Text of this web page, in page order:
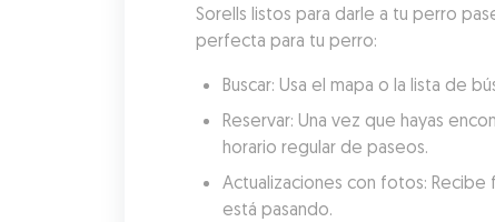
Sorells listos para darle a tu perro
perfecta para tu perro:
Buscar: Usa el mapa o la lista de
Reservar: Una vez que hayas
horario regular de paseos.
Actualizaciones con fotos:
está pasando.